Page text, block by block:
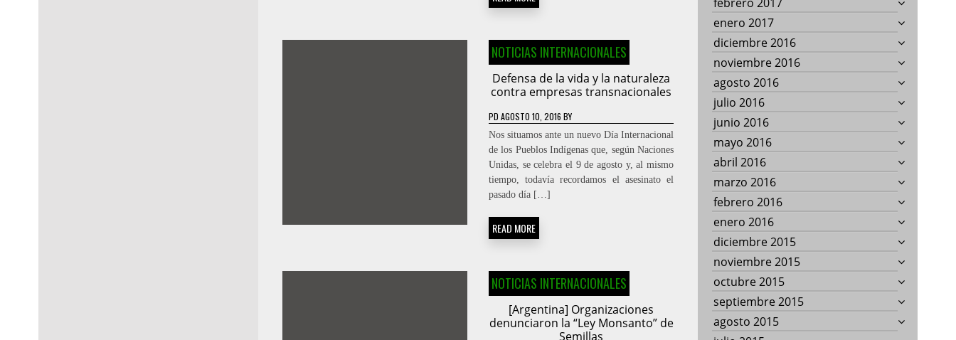
NOTICIAS INTERNACIONALES
Defensa de la vida y la naturaleza
contra empresas transnacionales
PD AGOSTO 10, 2016 BY
Nos situamos ante un nuevo Día Internacional
de los Pueblos Indígenas que, según Naciones
Unidas, se celebra el 9 de agosto y, al mismo
tiempo, todavía recordamos el asesinato el
pasado día […]
READ MORE
NOTICIAS INTERNACIONALES
[Argentina] Organizaciones
denunciaron la “Ley Monsanto” de
Semillas
enero 2017
diciembre 2016
noviembre 2016
agosto 2016
julio 2016
junio 2016
mayo 2016
abril 2016
marzo 2016
febrero 2016
enero 2016
diciembre 2015
noviembre 2015
octubre 2015
septiembre 2015
agosto 2015